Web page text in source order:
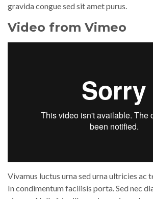
gravida congue sed sit amet purus.
Video from Vimeo
Vivamus luctus urna sed urna ultricies ac
In condimentum facilisis porta. Sed nec